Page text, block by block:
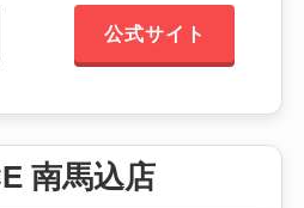
公式サイト
南馬込店